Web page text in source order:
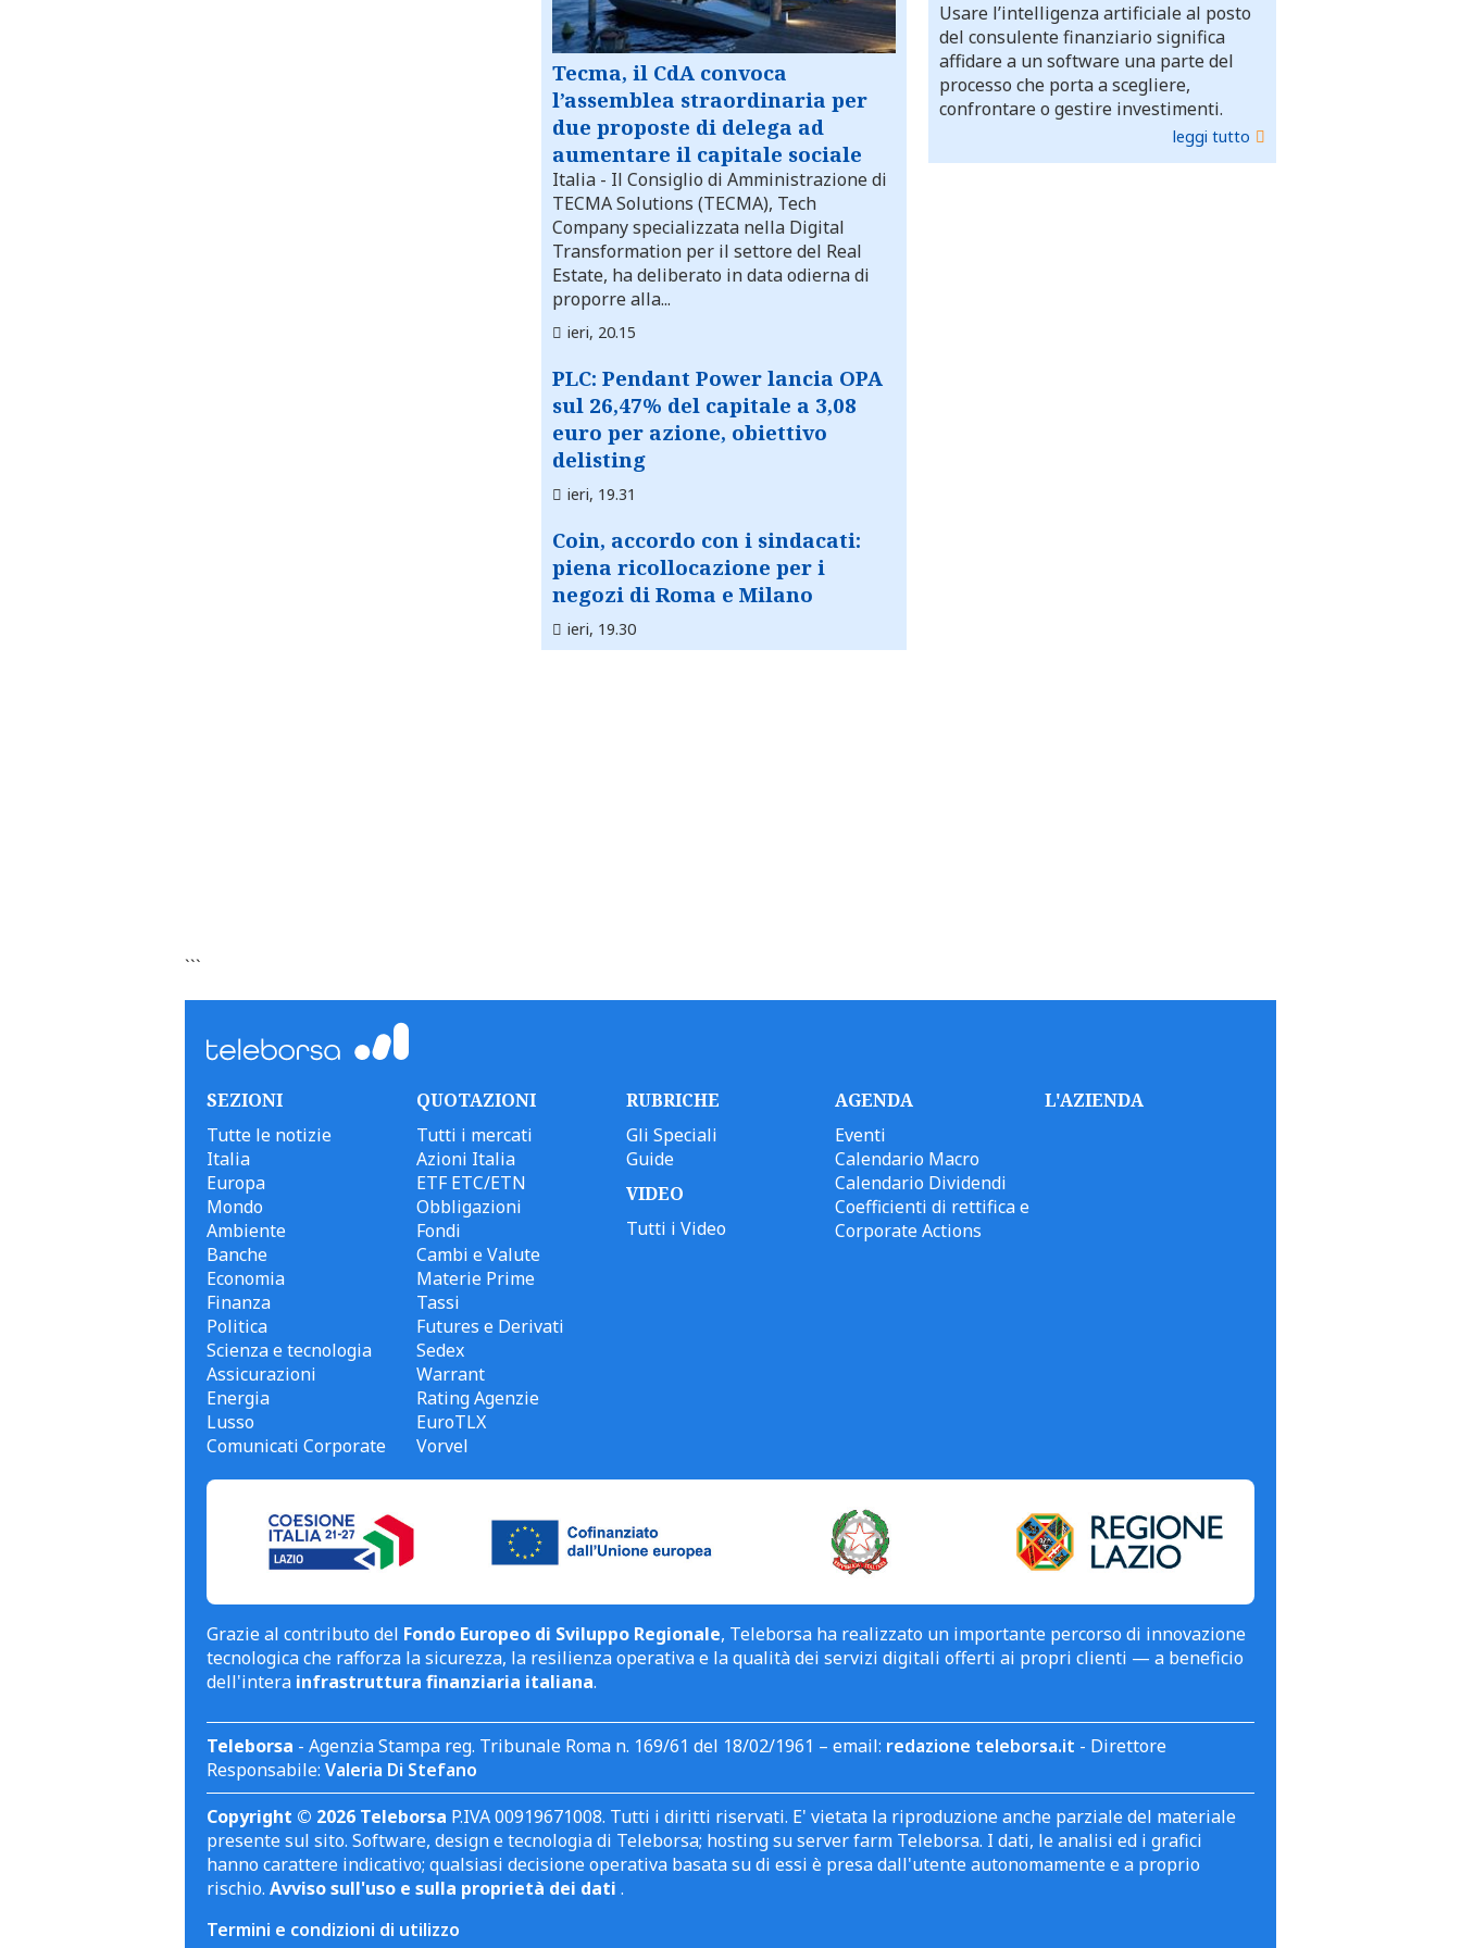
Tecma, il CdA convoca
l’assemblea straordinaria per
due proposte di delega ad
aumentare il capitale sociale
Italia - Il Consiglio di Amministrazione di
TECMA Solutions (TECMA), Tech
Company specializzata nella Digital
Transformation per il settore del Real
Estate, ha deliberato in data odierna di
proporre alla...
ieri, 20.15
PLC: Pendant Power lancia OPA
sul 26,47% del capitale a 3,08
euro per azione, obiettivo
delisting
ieri, 19.31
Coin, accordo con i sindacati:
piena ricollocazione per i
negozi di Roma e Milano
ieri, 19.30
```
Usare l’intelligenza artificiale al posto
del consulente finanziario significa
affidare a un software una parte del
processo che porta a scegliere,
confrontare o gestire investimenti.
leggi tutto
SEZIONI
Tutte le notizie
Italia
Europa
Mondo
Ambiente
Banche
Economia
Finanza
Politica
Scienza e tecnologia
Assicurazioni
Energia
Lusso
Comunicati Corporate
QUOTAZIONI
Tutti i mercati
Azioni Italia
ETF ETC/ETN
Obbligazioni
Fondi
Cambi e Valute
Materie Prime
Tassi
Futures e Derivati
Sedex
Warrant
Rating Agenzie
EuroTLX
Vorvel
RUBRICHE
Gli Speciali
Guide
VIDEO
Tutti i Video
AGENDA
Eventi
Calendario Macro
Calendario Dividendi
Coefficienti di rettifica e
Corporate Actions
L'AZIENDA
Grazie al contributo del Fondo Europeo di Sviluppo Regionale, Teleborsa ha realizzato un importante percorso di innovazione
tecnologica che rafforza la sicurezza, la resilienza operativa e la qualità dei servizi digitali offerti ai propri clienti — a beneficio
dell'intera infrastruttura finanziaria italiana.
Teleborsa - Agenzia Stampa reg. Tribunale Roma n. 169/61 del 18/02/1961 – email: redazione teleborsa.it - Direttore
Responsabile: Valeria Di Stefano
Copyright © 2026 Teleborsa P.IVA 00919671008. Tutti i diritti riservati. E' vietata la riproduzione anche parziale del materiale
presente sul sito. Software, design e tecnologia di Teleborsa; hosting su server farm Teleborsa. I dati, le analisi ed i grafici
hanno carattere indicativo; qualsiasi decisione operativa basata su di essi è presa dall'utente autonomamente e a proprio
rischio. Avviso sull'uso e sulla proprietà dei dati .
Termini e condizioni di utilizzo